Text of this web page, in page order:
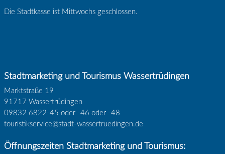
Die Stadtkasse ist Mittwochs geschlossen.
Stadtmarketing und Tourismus Wassertrüdingen
Marktstraße 19
91717 Wassertrüdingen
09832 6822-45 oder -46 oder -48
touristikservice@stadt-wassertruedingen.de
Öffnungszeiten Stadtmarketing und Tourismus: